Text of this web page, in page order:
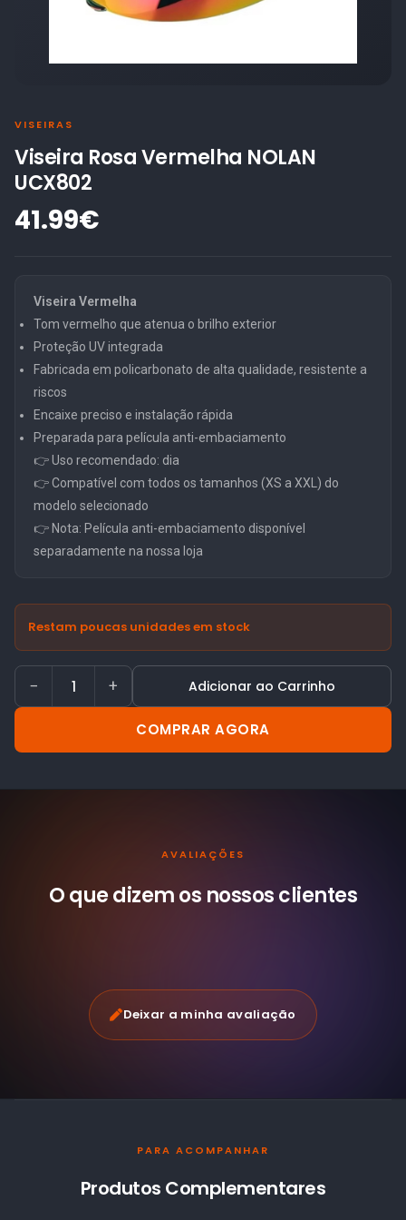
VISEIRAS
Viseira Rosa Vermelha NOLAN
UCX802
41.99€
Viseira Vermelha
Tom vermelho que atenua o brilho exterior
Proteção UV integrada
Fabricada em policarbonato de alta qualidade, resistente a
riscos
Encaixe preciso e instalação rápida
Preparada para película anti-embaciamento
👉 Uso recomendado: dia
👉 Compatível com todos os tamanhos (XS a XXL) do
modelo selecionado
👉 Nota: Película anti-embaciamento disponível
separadamente na nossa loja
Restam poucas unidades em stock
− + Adicionar ao Carrinho
COMPRAR AGORA
AVALIAÇÕES
O que dizem os nossosclientes
Deixar a minha avaliação
PARA ACOMPANHAR
Produtos Complementares